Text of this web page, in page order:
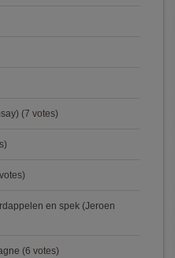
(7 votes)
en spek (Jeroen
(6 votes)